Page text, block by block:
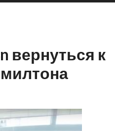
вернуться к